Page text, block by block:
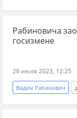
Киев розыск
Рабиновича
госизмене
26 июля 2023, 12:25
Вадим Рабинович
ГБР госизмена